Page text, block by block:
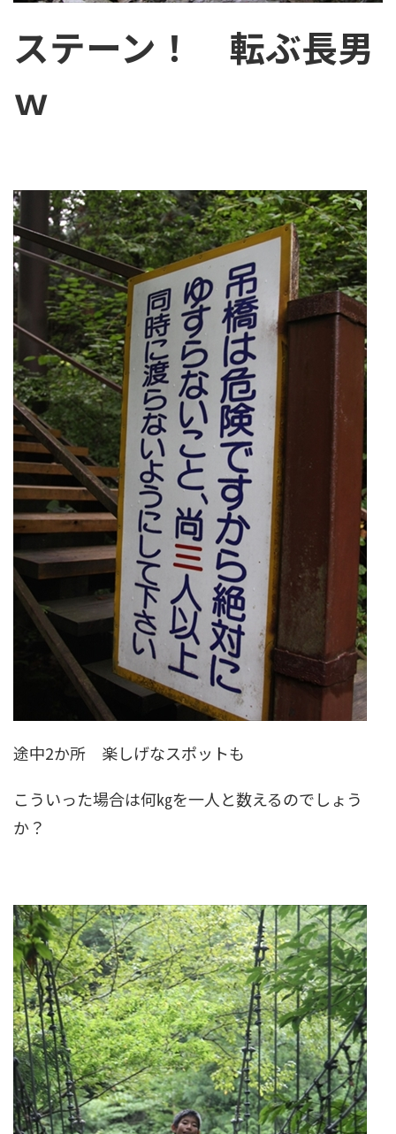
ステーン！ 転ぶ長男
ｗ
途中2か所 楽しげなスポットも
こういった場合は何㎏を一人と数えるのでしょう
か？